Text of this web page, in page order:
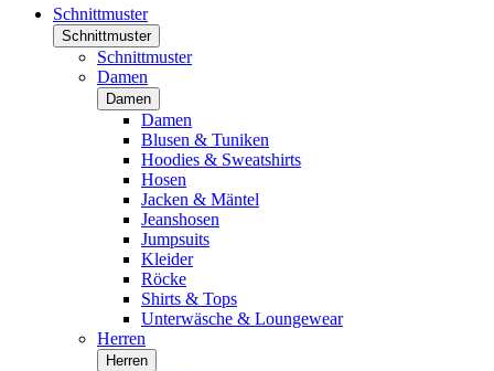
Schnittmuster
Schnittmuster
Schnittmuster
Damen
Damen
Damen
Blusen & Tuniken
Hoodies & Sweatshirts
Hosen
Jacken & Mäntel
Jeanshosen
Jumpsuits
Kleider
Röcke
Shirts & Tops
Unterwäsche & Loungewear
Herren
Herren